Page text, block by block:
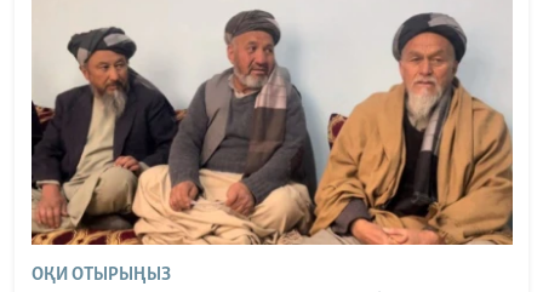
ОҚИ ОТЫРЫҢЫЗ